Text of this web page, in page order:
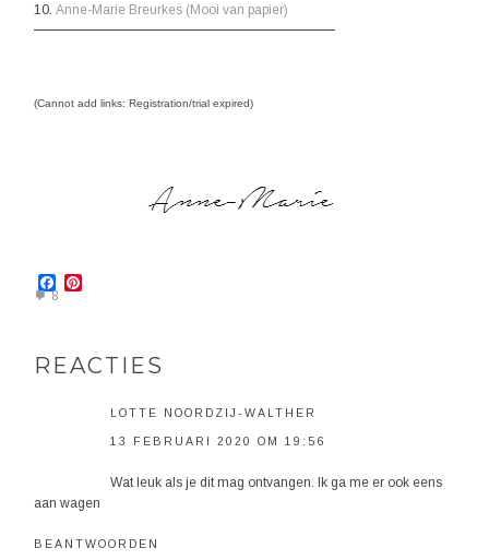
10.Anne-Marie Breurkes (Mooi van papier)
(Cannot add links: Registration/trial expired)
Facebook
8
REACTIES
LOTTE NOORDZIJ-WALTHER
13 FEBRUARI 2020 OM 19:56
Wat leuk als je dit mag ontvangen. Ik ga me er ook eens
aan wagen
BEANTWOORDEN